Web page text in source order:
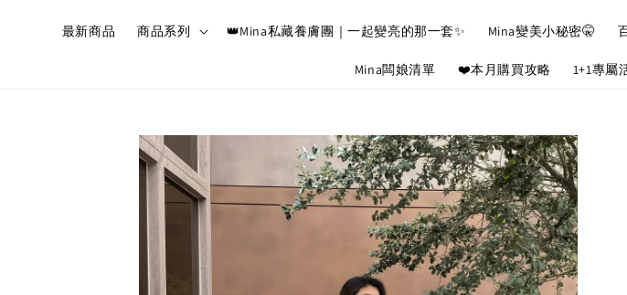
最新商品 商品系列 👑Mina私藏養膚團｜一起變亮的那一套✨ Mina變美小秘密🤫
Mina闆娘清單 ❤️本月購買攻略 1+1專屬